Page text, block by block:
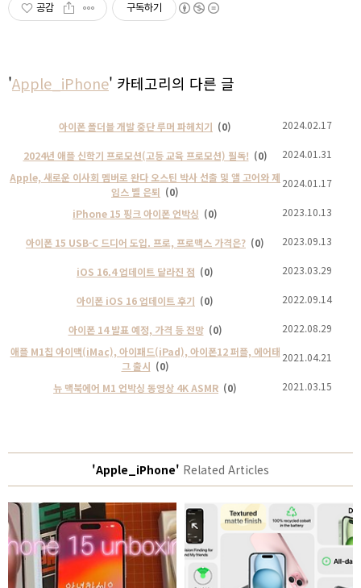
공감 구독하기
'Apple_iPhone' 카테고리의 다른 글
아이폰 폴더블 개발 중단 루머 파헤치기 (0) 2024.02.17
2024년 애플 신학기 프로모션(고등 교육 프로모션) 필독! (0)
2024.01.31
Apple, 새로운 이사회 멤버로 완다 오스틴 박사 선출 및 앨 고어와 제
임스 벨 은퇴 (0)
2024.01.17
iPhone 15 핑크 아이폰 언박싱 (0) 2023.10.13
아이폰 15 USB-C 드디어 도입. 프로, 프로맥스 가격은? (0) 2023.09.13
iOS 16.4 업데이트 달라진 점 (0) 2023.03.29
아이폰 iOS 16 업데이트 후기 (0) 2022.09.14
아이폰 14 발표 예정, 가격 등 전망 (0)
2022.08.29
애플 M1칩 아이맥(iMac), 아이패드(iPad), 아이폰12 퍼플, 에어태
그 출시 (0)
2021.04.21
뉴 맥북에어 M1 언박싱 동영상 4K ASMR (0) 2021.03.15
'Apple_iPhone' Related Articles